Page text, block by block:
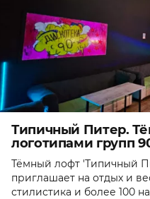
Типичный Питер.
логотипами групп
Тёмный лофт 'Типичный
приглашает на отдых и
стилистика и более 100